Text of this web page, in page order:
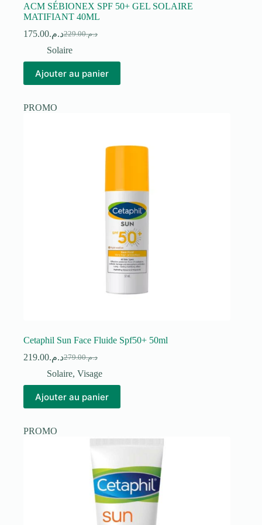
ACM SÉBIONEX SPF 50+ GEL SOLAIRE
MATIFIANT 40ML
د.م.229.00
Le
prix
était :
د.م.175.00
Le
prix
est :
Solaire
Ajouter au panier
PROMO
Cetaphil Sun Face Fluide Spf50+ 50ml
د.م.279.00
Le
prix
était :
د.م.219.00
Le
prix
est :
Solaire, Visage
Ajouter au panier
PROMO